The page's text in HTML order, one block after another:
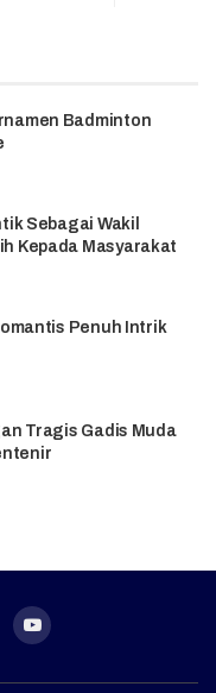
Badminton
Sebagai Wakil
Kepada Masyarakat
Penuh Intrik
Tragis Gadis Muda